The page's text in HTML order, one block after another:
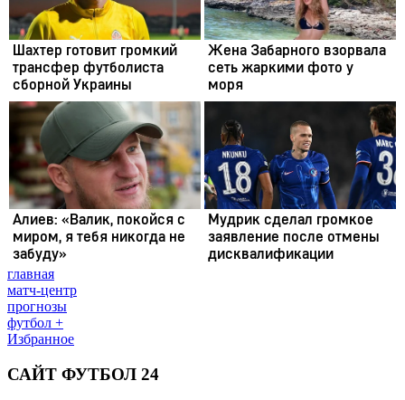
главная
матч-центр
прогнозы
футбол +
Избранное
САЙТ ФУТБОЛ 24